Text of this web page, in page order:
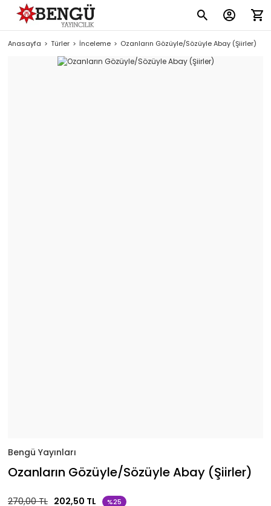
Anasayfa Türler İnceleme Ozanların Gözüyle/Sözüyle Abay (Şiirler)
Bengü Yayınları
Ozanların Gözüyle/Sözüyle Abay (Şiirler)
270,00 TL 202,50 TL %25